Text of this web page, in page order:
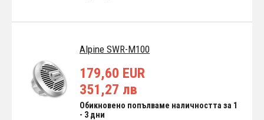
Alpine SWR-M100
179,60 EUR
351,27 лв
Обикновено попълваме наличността за 1
- 3 дни